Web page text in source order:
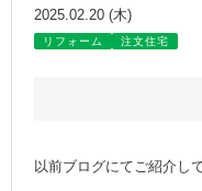
2025.02.20 (木)
リフォーム 注文住宅
以前ブログにてご紹介し